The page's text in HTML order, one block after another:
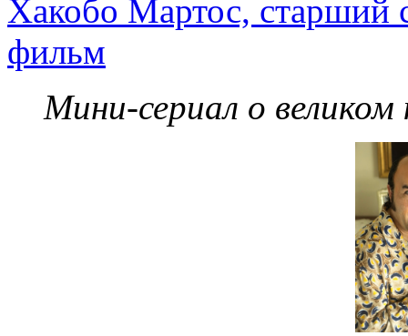
Хакобо Мартос, старший
фильм
Мини-сериал о великом